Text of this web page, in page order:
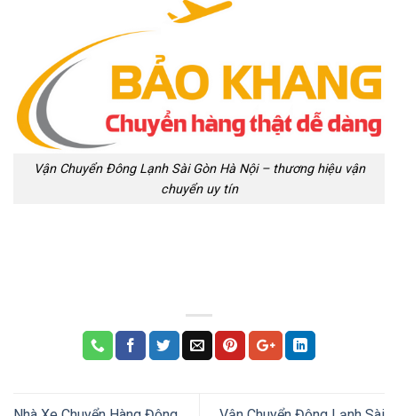
Vận Chuyển Đông Lạnh Sài Gòn Hà Nội – thương hiệu vận
chuyển uy tín